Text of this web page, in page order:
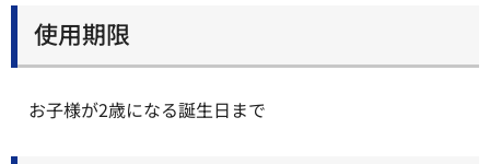
使用期限
お子様が2歳になる誕生日まで